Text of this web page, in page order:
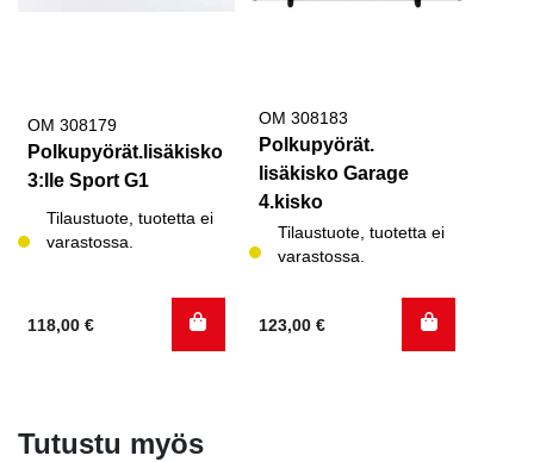
OM 308179
Polkupyörät.lisäkisko
3:lle Sport G1
Tilaustuote, tuotetta ei
varastossa.
118,00 €
OM 308183
Polkupyörät.
lisäkisko Garage
4.kisko
Tilaustuote, tuotetta ei
varastossa.
123,00 €
Tutustu myös